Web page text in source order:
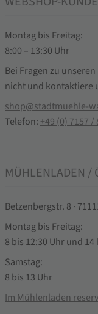
Montag bis Freitag:
8:00 – 13:30 Uhr
Bei Fragen zu
nicht und kontaktiere
shop@stadtmuehle-
Telefon: +49 (0) 7157 /
MÜHLENLADEN /
Betzenbergstr. 8 ·
Montag bis Freitag:
8 bis 12:30 Uhr und 14
Samstag:
8 bis 13 Uhr
Im Mühlenladen